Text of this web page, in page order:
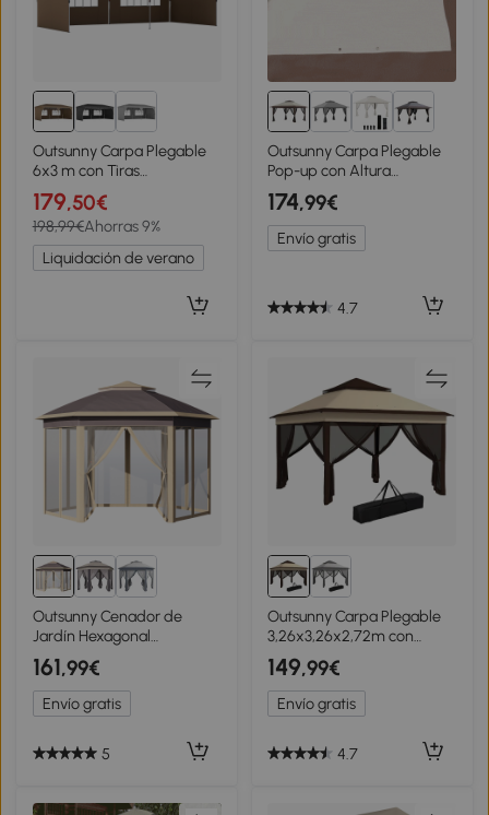
Outsunny Carpa Plegable
6x3 m con Tiras
Reflectantes UPF 50+ Fácil
Montaje Sistema Central
de Bloqueo Impermeable
Beige
179,50€
198,99€Ahorras 9%
Liquidación de verano
Outsunny Carpa Plegable
Pop-up con Altura
Ajustable Protección
UV50+ Doble Techo y
Mosquiteras 4x4x2,8 m
Beige
174,99€
Envío gratis
4.7
Outsunny Cenador de
Jardín Hexagonal
4,05x3,4x2,85 m con Doble
Techo 6 Mosquiteras
Desmontables Bolsa y Anti-
UV Beige
161,99€
Envío gratis
5
Outsunny Carpa Plegable
3,26x3,26x2,72m con
Doble Techo Altura
Ajustable Mosquiteras
Protección UV30+ y Bolsa
de Transporte Beige
149,99€
Envío gratis
4.7